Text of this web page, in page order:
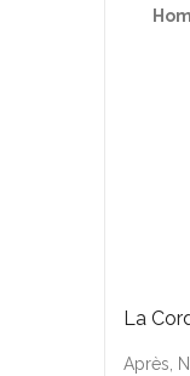
La
Après,